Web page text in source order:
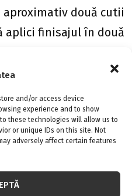
and/or access device
experience and to show
these technologies will allow us to
or unique IDs on this site. Not
adversely affect certain features
aproximativ două cutii
aplici finisajul în două